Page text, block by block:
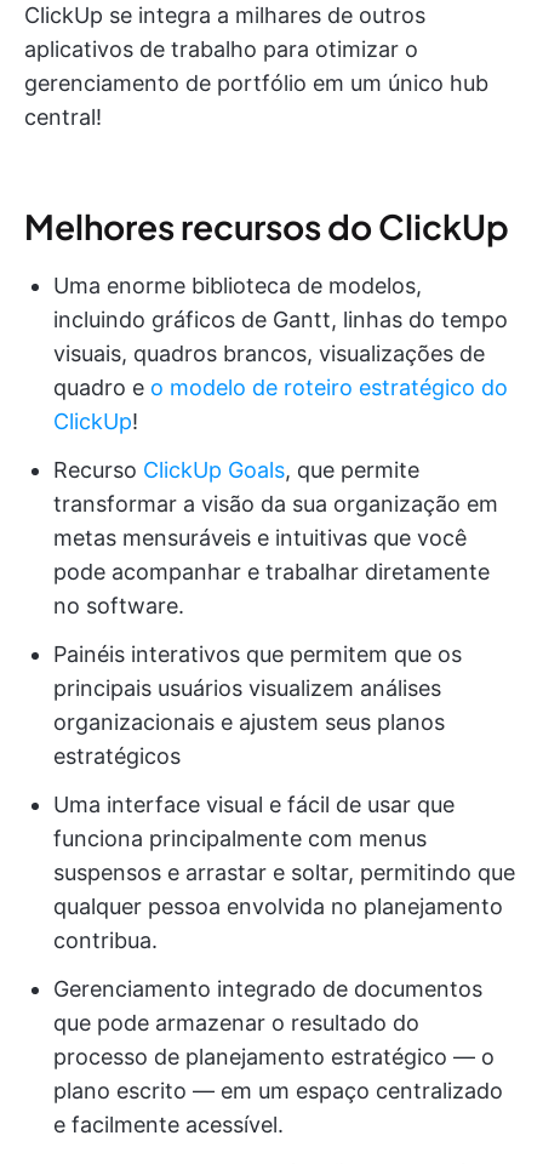
ClickUp se integra a milhares de outros
aplicativos de trabalho para otimizar o
gerenciamento de portfólio em um único hub
central!
Melhores recursos do ClickUp
Uma enorme biblioteca de modelos,
incluindo gráficos de Gantt, linhas do tempo
visuais, quadros brancos, visualizações de
quadro e o modelo de roteiro estratégico do
ClickUp!
Recurso ClickUp Goals, que permite
transformar a visão da sua organização em
metas mensuráveis e intuitivas que você
pode acompanhar e trabalhar diretamente
no software.
Painéis interativos que permitem que os
principais usuários visualizem análises
organizacionais e ajustem seus planos
estratégicos
Uma interface visual e fácil de usar que
funciona principalmente com menus
suspensos e arrastar e soltar, permitindo que
qualquer pessoa envolvida no planejamento
contribua.
Gerenciamento integrado de documentos
que pode armazenar o resultado do
processo de planejamento estratégico — o
plano escrito — em um espaço centralizado
e facilmente acessível.